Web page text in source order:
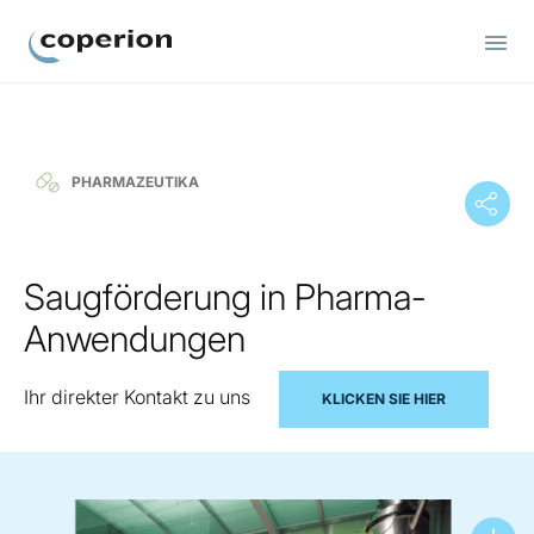
PHARMAZEUTIKA
Saugförderung in Pharma-
Anwendungen
Ihr direkter Kontakt zu uns KLICKEN SIE HIER